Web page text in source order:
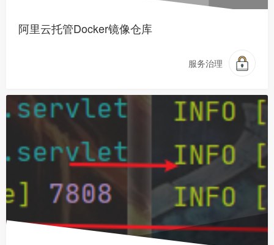
阿里云托管Docker镜像仓库
服务治理